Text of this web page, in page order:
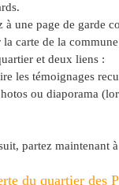
à une page de garde
carte de la
et deux liens :
les témoignages
ou diaporama
partez maintenant à
du quartier des